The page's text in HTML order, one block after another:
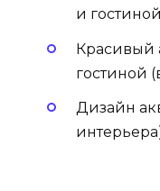
и гостиной
Красивый
гостиной
Дизайн